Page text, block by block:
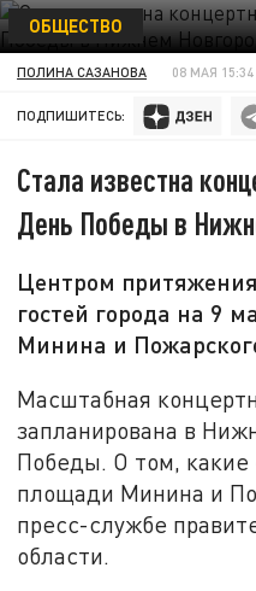
ОБЩЕСТВО
ПОЛИНА САЗАНОВА 08 МАЯ 15:34
ПОДПИШИТЕСЬ:
Стала известна
День Победы в
Центром
гостей города на 9
Минина и
Масштабная
запланирована в
Победы. О том, какие
площади Минина и
пресс-службе
области.